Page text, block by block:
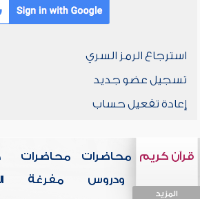
استرجاع الرمز السري
تسجيل عضو جديد
إعادة تفعيل حساب
قرآن كريم
المزيد
محاضرات
ودروس
محاضرات
مفرغة